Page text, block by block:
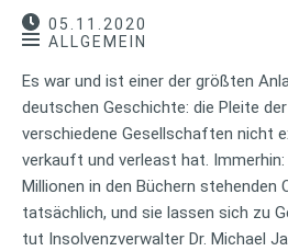
05.11.2020
ALLGEMEIN
Es war und ist einer der größten
deutschen Geschichte: die Pleite
verschiedene Gesellschaften nicht
verkauft und verleast hat. Immerhin:
Millionen in den Büchern stehenden
tatsächlich, und sie lassen sich zu
tut Insolvenzverwalter Dr. Michael